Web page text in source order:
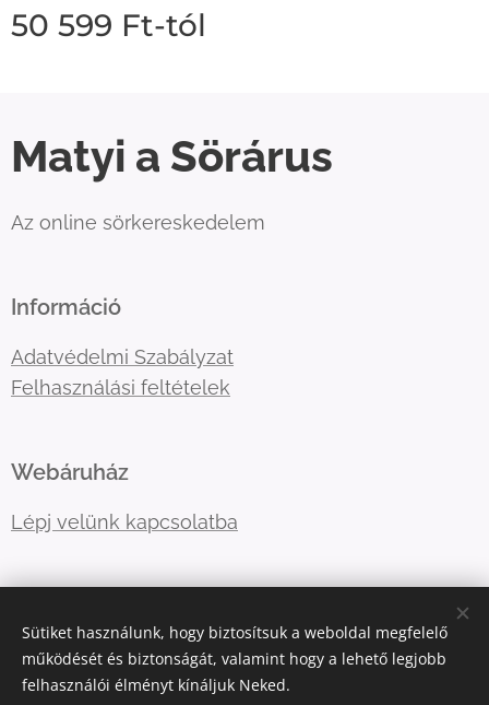
50 599 Ft-tól
Matyi a Sörárus
Az online sörkereskedelem
Információ
Adatvédelmi Szabályzat
Felhasználási feltételek
Webáruház
Lépj velünk kapcsolatba
primatormagyarorszag@gmail.com
Telefonszám:06202757966
Sütiket használunk, hogy biztosítsuk a weboldal megfelelő
működését és biztonságát, valamint hogy a lehető legjobb
felhasználói élményt kínáljuk Neked.